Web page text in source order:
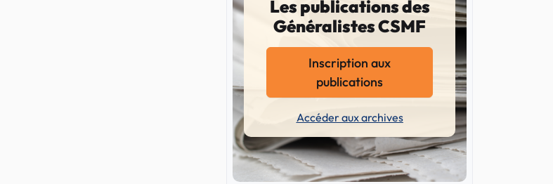
Les publications des
Généralistes CSMF
Inscription aux
publications
Accéder aux archives